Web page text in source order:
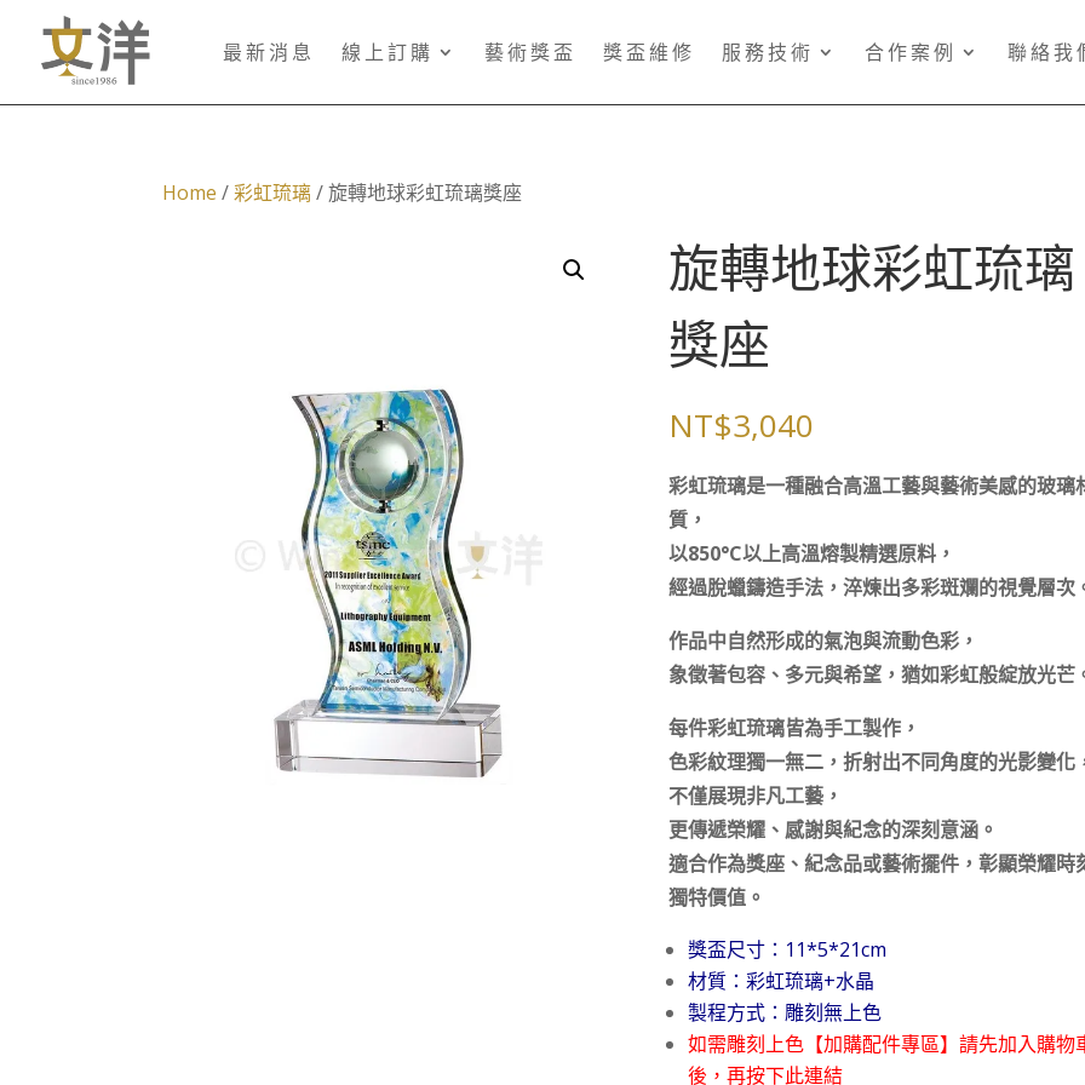
最新消息 線上訂購 藝術獎盃 獎盃維修 服務技術 合作案例 聯絡我
Home /彩虹琉璃/ 旋轉地球彩虹琉璃獎座
旋轉地球彩虹琉璃
獎座
NT$3,040
彩虹琉璃是一種融合高溫工藝與藝術美感的玻璃
質，
以850°C以上高溫熔製精選原料，
經過脫蠟鑄造手法，淬煉出多彩斑斕的視覺層次
作品中自然形成的氣泡與流動色彩，
象徵著包容、多元與希望，猶如彩虹般綻放光芒
每件彩虹琉璃皆為手工製作，
色彩紋理獨一無二，折射出不同角度的光影變化
不僅展現非凡工藝，
更傳遞榮耀、感謝與紀念的深刻意涵。
適合作為獎座、紀念品或藝術擺件，彰顯榮耀時
獨特價值。
獎盃尺寸：11*5*21cm
材質：彩虹琉璃+水晶
製程方式：雕刻無上色
如需雕刻上色【加購配件專區】請先加入購物
後，再按下此連結